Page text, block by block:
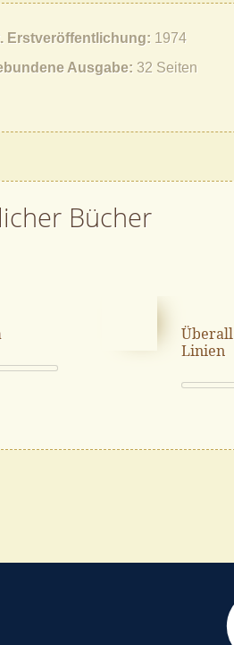
Erstveröffentlichung
1974
Ausgabe 32 Seiten
Bücher
Überall
Linien